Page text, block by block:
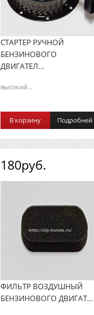
СТАРТЕР РУЧНОЙ
БЕНЗИНОВОГО
ДВИГАТЕЛ...
высокий...
В корзину Подробней
180руб.
ФИЛЬТР ВОЗДУШНЫЙ
БЕНЗИНОВОГО ДВИГАТ...